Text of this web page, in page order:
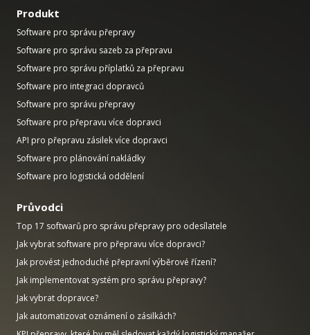
Produkt
Software pro správu přepravy
Software pro správu sazeb za přepravu
Software pro správu příplatků za přepravu
Software pro integraci dopravců
Software pro správu přepravy
Software pro přepravu více dopravci
API pro přepravu zásilek více dopravci
Software pro plánování nakládky
Software pro logistická oddělení
Průvodci
Top 17 softwarů pro správu přepravy pro odesílatele
Jak vybrat software pro přepravu více dopravci?
Jak provést jednoduché přepravní výběrové řízení?
Jak implementovat systém pro správu přepravy?
Jak vybrat dopravce?
Jak automatizovat oznámení o zásilkách?